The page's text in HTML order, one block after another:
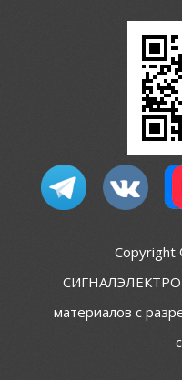
Copyright
материалов с